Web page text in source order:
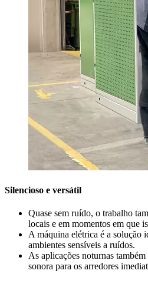
Silencioso e versátil
Quase sem ruído, o trabalho
locais e em momentos em que
A máquina elétrica é a solução
ambientes sensíveis a ruídos.
As aplicações noturnas
sonora para os arredores